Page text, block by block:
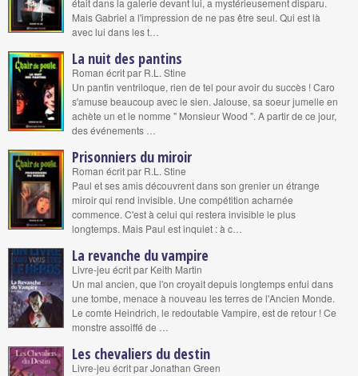
était dans la galerie devant lui, a mystérieusement disparu.
Mais Gabriel a l'impression de ne pas être seul. Qui est là
avec lui dans les t…
La nuit des pantins
Roman écrit par R.L. Stine
Un pantin ventriloque, rien de tel pour avoir du succès ! Caro
s'amuse beaucoup avec le sien. Jalouse, sa soeur jumelle en
achète un et le nomme " Monsieur Wood ". A partir de ce jour,
des événements …
Prisonniers du miroir
Roman écrit par R.L. Stine
Paul et ses amis découvrent dans son grenier un étrange
miroir qui rend invisible. Une compétition acharnée
commence. C'est à celui qui restera invisible le plus
longtemps. Mais Paul est inquiet : à c…
La revanche du vampire
Livre-jeu écrit par Keith Martin
Un mal ancien, que l'on croyait depuis longtemps enfui dans
une tombe, menace à nouveau les terres de l'Ancien Monde.
Le comte Heindrich, le redoutable Vampire, est de retour ! Ce
monstre assoiffé de …
Les chevaliers du destin
Livre-jeu écrit par Jonathan Green